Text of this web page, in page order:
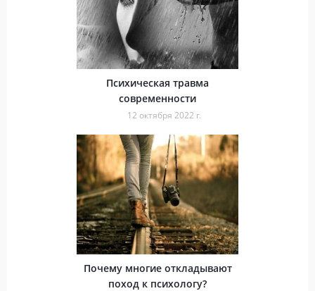
Психическая травма
современности
12 октября 2022 г.
Почему многие откладывают
поход к психологу?